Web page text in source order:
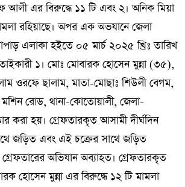
আলী এর বিরুদ্ধে ১১ টি এবং ২। অনিক মিয়া
রহিয়াছে। অপর এক অভযানে জেলা
এলাকা হইতে ০৫ মার্চ ২০২৫ খ্রিঃ তারিখ
১। মোঃ মোবারক হোসেন মুন্না (৩৫),
ওরফে ছালাম, মাতা-মোছাঃ শিউলী বেগম,
রোড, থানা-কোতোয়ালী, জেলা-
করা হয়। গ্রেফতারকৃত আসামী দীর্ঘদিন
জড়িত এবং এই চক্রের সাথে জড়িত
অভিযান অব্যাহত। গ্রেফতারকৃত
হোসেন মুন্না এর বিরুদ্ধে ১২ টি মামলা